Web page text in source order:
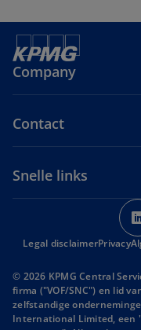
Company
Contact
Snelle links
Legal disclaimerPrivacy
© 2026 KPMG Central
firma ("VOF/SNC") en lid
zelfstandige
International Limited, een